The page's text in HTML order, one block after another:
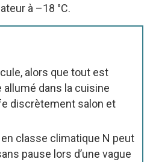
à –18 °C.
alors que tout est
dans la cuisine
discrètement salon et
classe climatique N peut
pause lors d’une vague